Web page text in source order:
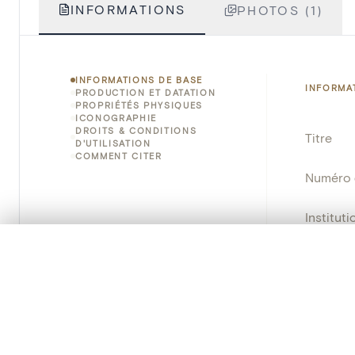
INFORMATIONS PHOTOS (1)
INFORMATIONS DE BASE
PRODUCTION ET DATATION
PROPRIÉTÉS PHYSIQUES
ICONOGRAPHIE
DROITS & CONDITIONS
D'UTILISATION
COMMENT CITER
Titre